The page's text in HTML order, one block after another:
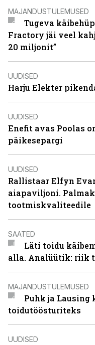
MAJANDUSTULEMUSED
Tugeva
Fractory jäi veel
20 miljonit”
UUDISED
Harju Elekter
UUDISED
Enefit avas Poolas
päikesepargi
UUDISED
Rallistaar Elfyn
aiapaviljoni.
tootmiskvaliteedile
SAATED
Läti toidu
alla. Analüütik: riik
MAJANDUSTULEMUSED
Puhk ja
toidutöösturiteks
UUDISED